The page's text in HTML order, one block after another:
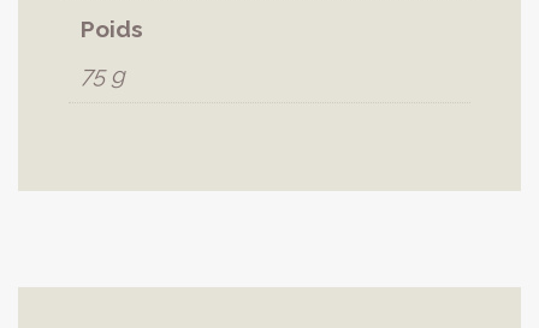
Poids
75 g